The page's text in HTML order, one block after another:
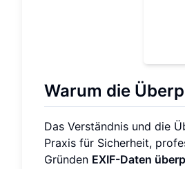
Warum die
Das Verständnis und die
Praxis für Sicherheit,
Gründen EXIF-Daten